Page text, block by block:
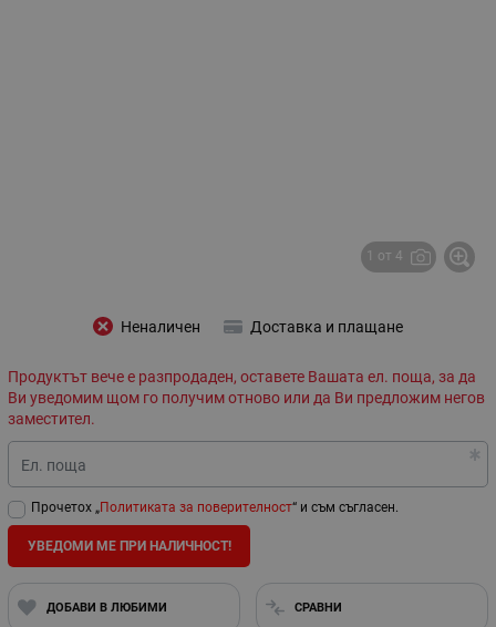
1 от 4
Неналичен Доставка и плащане
Продуктът вече е разпродаден, оставете Вашата ел. поща, за да
Ви уведомим щом го получим отново или да Ви предложим негов
заместител.
Ел. поща
Прочетох „Политиката за поверителност“ и съм съгласен.
УВЕДОМИ МЕ ПРИ НАЛИЧНОСТ!
ДОБАВИ В ЛЮБИМИ СРАВНИ